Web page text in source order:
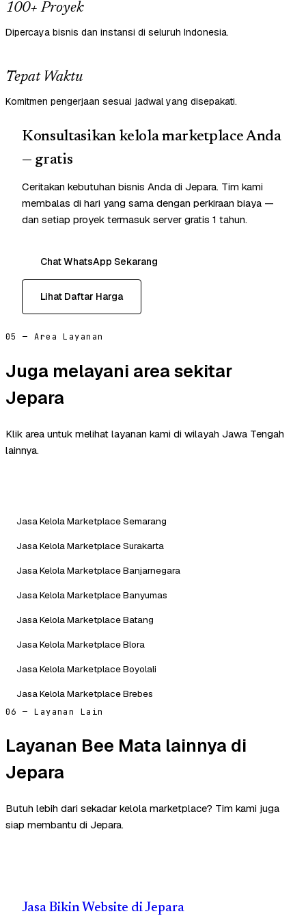
100+ Proyek
Dipercaya bisnis dan instansi di seluruh Indonesia.
Tepat Waktu
Komitmen pengerjaan sesuai jadwal yang disepakati.
Konsultasikan kelola marketplace Anda
— gratis
Ceritakan kebutuhan bisnis Anda di Jepara. Tim kami
membalas di hari yang sama dengan perkiraan biaya —
dan setiap proyek termasuk server gratis 1 tahun.
Chat WhatsApp Sekarang
Lihat Daftar Harga
05 — Area Layanan
Juga melayani area sekitar
Jepara
Klik area untuk melihat layanan kami di wilayah Jawa Tengah
lainnya.
Jasa Kelola Marketplace Semarang
Jasa Kelola Marketplace Surakarta
Jasa Kelola Marketplace Banjarnegara
Jasa Kelola Marketplace Banyumas
Jasa Kelola Marketplace Batang
Jasa Kelola Marketplace Blora
Jasa Kelola Marketplace Boyolali
Jasa Kelola Marketplace Brebes
06 — Layanan Lain
Layanan Bee Mata lainnya di
Jepara
Butuh lebih dari sekadar kelola marketplace? Tim kami juga
siap membantu di Jepara.
Jasa Bikin Website di Jepara